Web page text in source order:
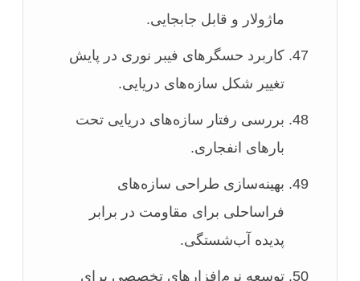
ماژولار و قابل جابجایی.
کاربرد حسگرهای فیبر نوری در پایش
تغییر شکل سازه‌های دریایی.
بررسی رفتار سازه‌های دریایی تحت
بارهای انفجاری.
بهینه‌سازی طراحی سازه‌های
فراساحلی برای مقاومت در برابر
پدیده آب‌شستگی.
توسعه نرم‌افزارهای تخصصی برای